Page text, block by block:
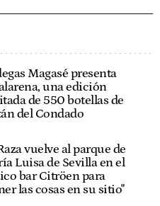
Magasé presenta
una edición
de 550 botellas de
del Condado
vuelve al parque de
Luisa de Sevilla en el
bar Citröen para
las cosas en su sitio"